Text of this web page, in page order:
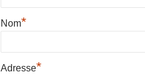
Nom*
Adresse*